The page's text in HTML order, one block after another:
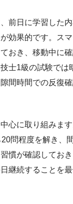
前日に学習した
効果的です。ス
おき、移動中に
士1級の試験では
間時間での反復
心に取り組みま
問程度を解き、
慣が確認してお
継続することを